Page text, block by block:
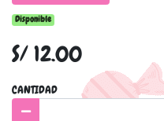
Disponible
S/ 12.00
CANTIDAD